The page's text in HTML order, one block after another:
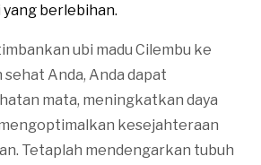
berlebihan.
ubi madu Cilembu ke
sehat Anda, Anda dapat
mata, meningkatkan daya
kesejahteraan
Tetaplah mendengarkan tubuh